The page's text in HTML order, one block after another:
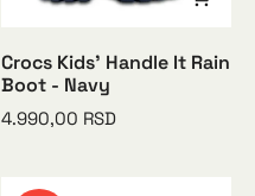
Crocs Kids’ Handle It Rain
Boot - Navy
4.990,00 RSD